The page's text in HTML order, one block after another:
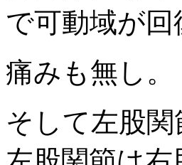
で可動域が回
痛みも無し。
そして左股関